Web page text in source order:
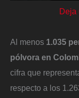
Deja
Al menos 1.035
pólvora en
cifra que
respecto a los